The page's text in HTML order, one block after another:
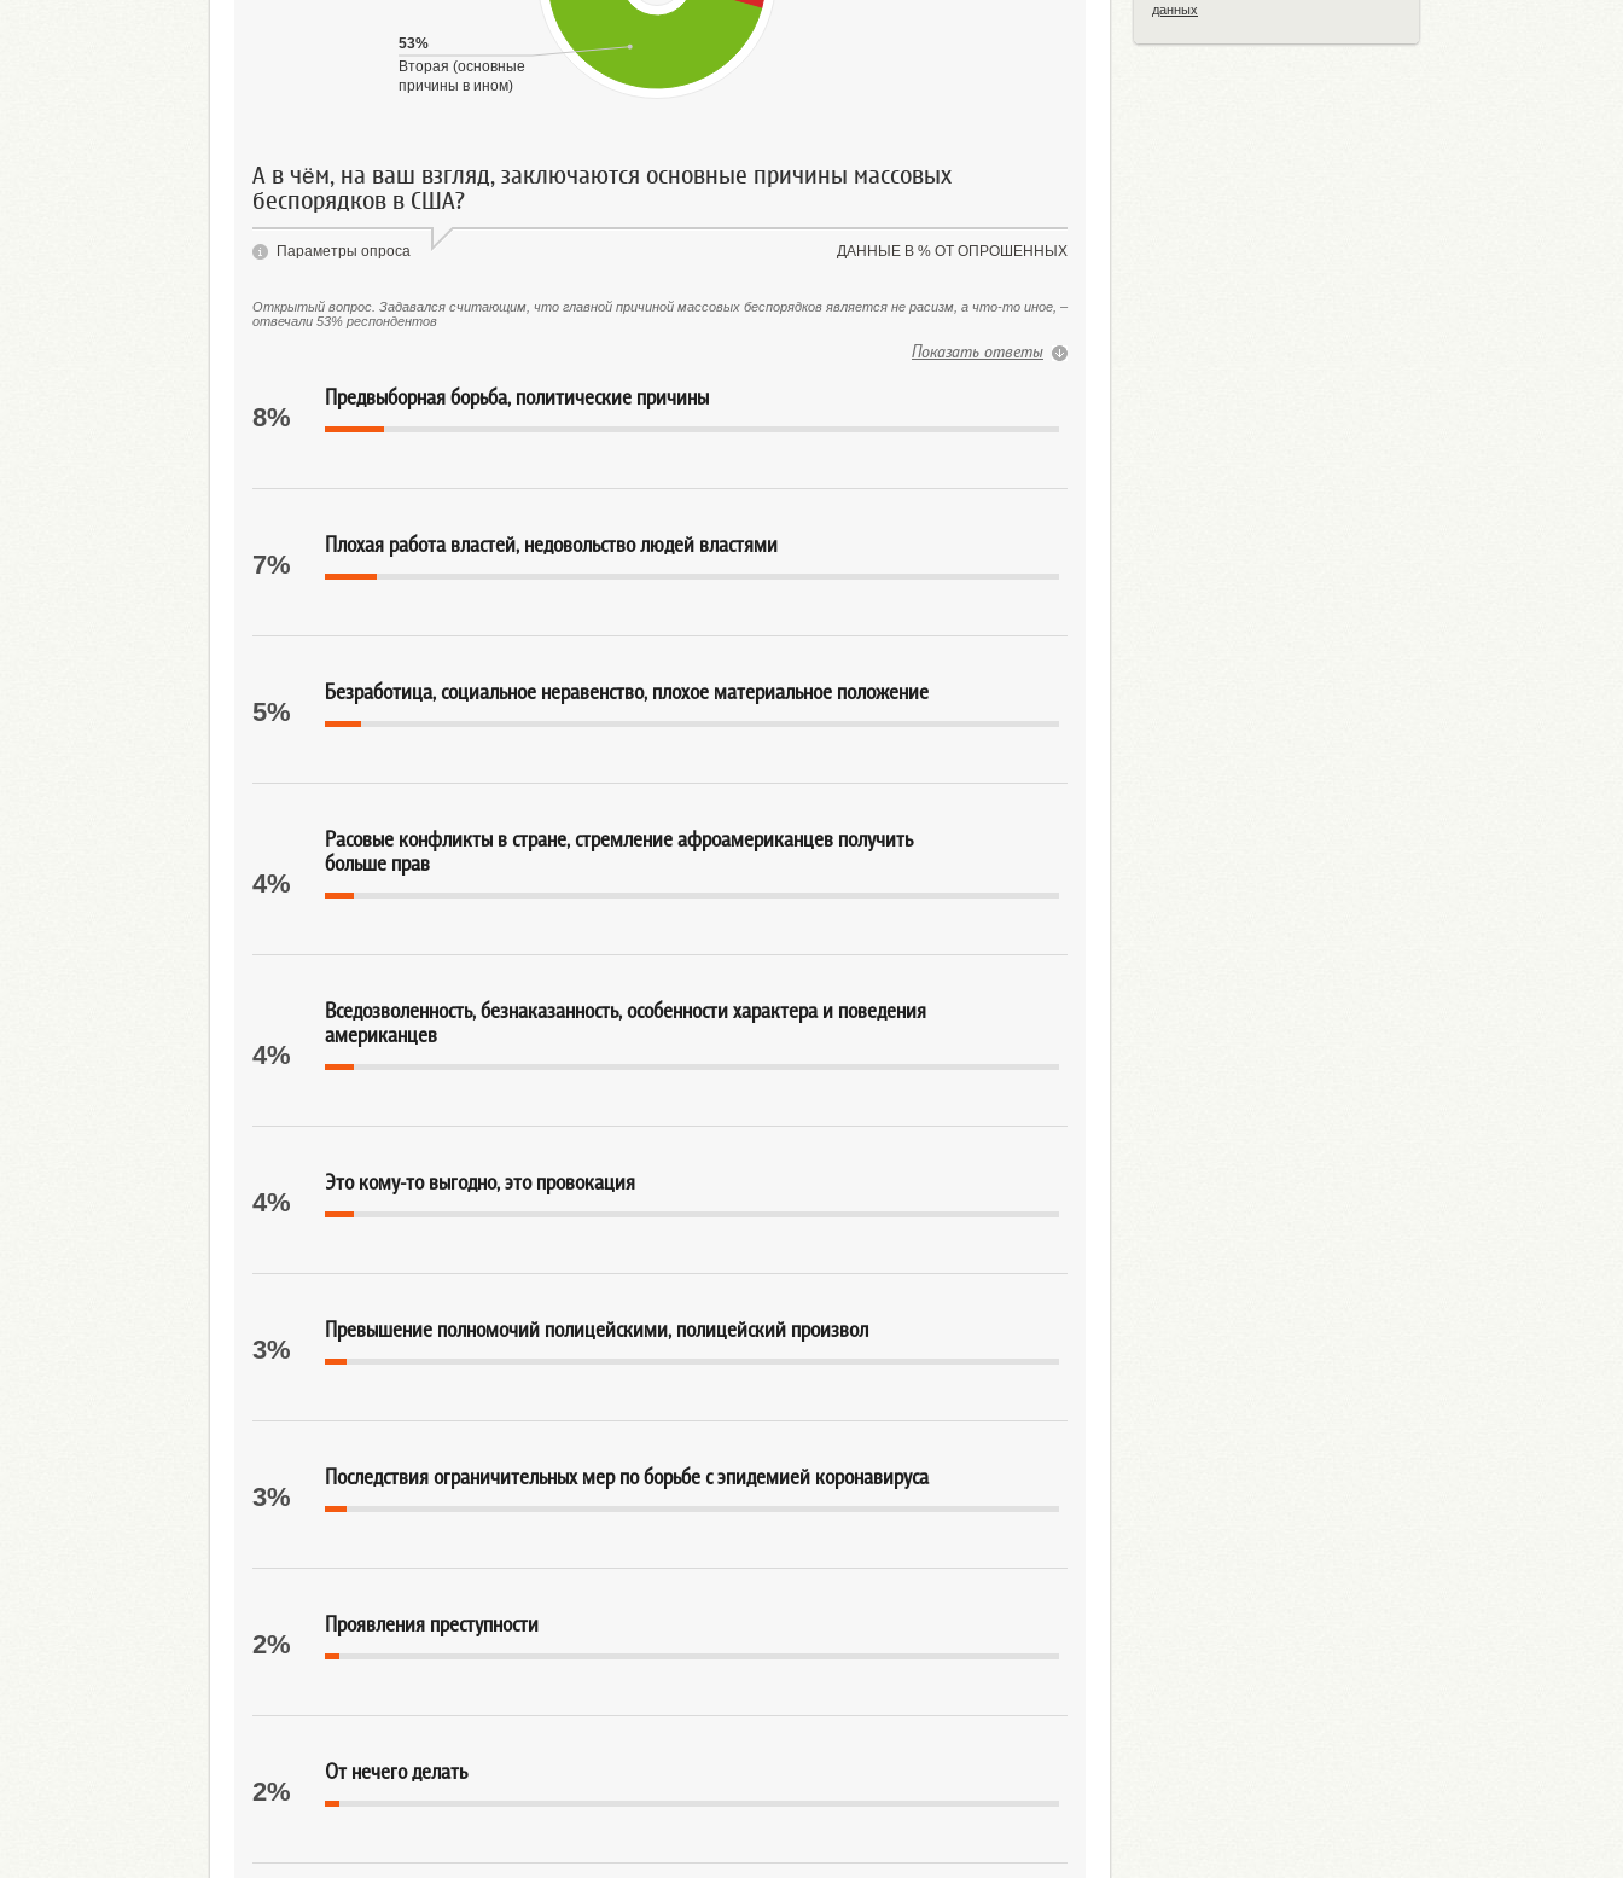
53%
Вторая (основные
причины в ином)
А в чём, на ваш взгляд, заключаются основные причины массовых
беспорядков в США?
ДАННЫЕ В % ОТ ОПРОШЕННЫХ
Параметры опроса
Открытый вопрос. Задавался считающим, что главной причиной массовых беспорядков является не расизм, а что-то иное, –
отвечали 53% респондентов
Показать ответы
Предвыборная борьба, политические причины
8%
Плохая работа властей, недовольство людей властями
7%
Безработица, социальное неравенство, плохое материальное положение
5%
Расовые конфликты в стране, стремление афроамериканцев получить
больше прав
4%
Вседозволенность, безнаказанность, особенности характера и поведения
американцев
4%
Это кому-то выгодно, это провокация
4%
Превышение полномочий полицейскими, полицейский произвол
3%
Последствия ограничительных мер по борьбе с эпидемией коронавируса
3%
Проявления преступности
2%
От нечего делать
2%
данных